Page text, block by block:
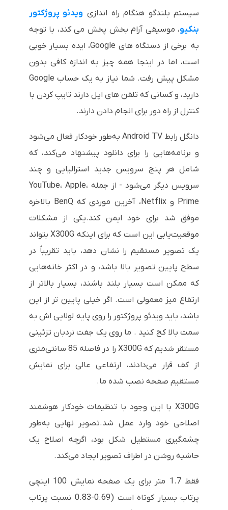
سیستم بلندگو هنگام راه اندازی ویدئو پروژکتور
بنکیو، موسیقی آرام بخش پخش می کند، با توجه
به برخی از دستگاه های Google، ایده بسیار خوبی
است، اما در اینجا همه چیز به اندازه کافی بدون
مشکل پیش رفت. شما نیاز به یک حساب Google
دارید، و کسانی که تلفن های اپل دارند تایپ کردن با
کنترل از راه دور برای انجام دادن دارند.
دانگل رابط Android TV به‌طور خودکار فعال می‌شود
و برنامه‌هایی را برای دانلود پیشنهاد می‌کند، که
شامل هر پنج سرویس جدید استرالیایی و چند
سرویس دیگر می‌شود - از جمله YouTube، Apple،
Prime و Netflix، آخرین موردی که BenQ بالاخره
موفق شد برای خود ایمن کند.یکی از مشکلات
موقعیت‌یابی این است که برای اینکه X300G بتواند
یک تصویر مستقیم را نشان دهد، باید تقریباً در
سطح پایین تصویر بالا باشد، و در اکثر خانه‌هایی
که ممکن است بسیار بلند باشند، بسیار بالاتر از
ارتفاع میز معمولی است. اگر خیلی پایین تر از این
باشد، باید ویدئو پروژکتور را روی پایه لولایی اش به
سمت بالا کج کنید . ما روی یک جفت نردبان تزئینی
مستقر شدیم که X300G را در فاصله 85 سانتی‌متری
از کف قرار می‌دادند، ارتفاعی عالی برای نمایش
مستقیم صفحه نصب شده ما.
X300G با این وجود با تنظیمات خودکار هوشمند
اصلاحی خود وارد عمل شد.تصویر نهایی به‌طور
چشمگیری مستطیل شکل بود، اگرچه اصلاح یک
حاشیه روشن در اطراف تصویر ایجاد می‌کند.
فقط 1.7 متر برای یک صفحه نمایش 100 اینچی
پرتاب بسیار کوتاه است (0.69-0.83 نسبت پرتاب